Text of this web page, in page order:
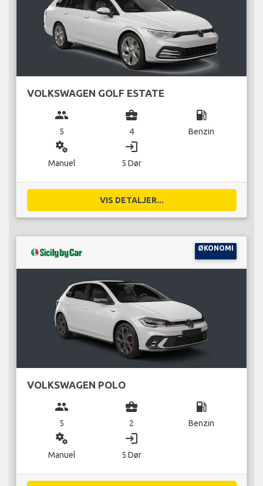
VOLKSWAGEN GOLF ESTATE
group
5
business_center
4
local_gas_station
Benzin
miscellaneous_services
Manuel
login
5 Dør
VIS DETALJER...
ØKONOMI
VOLKSWAGEN POLO
group
5
business_center
2
local_gas_station
Benzin
miscellaneous_services
Manuel
login
5 Dør